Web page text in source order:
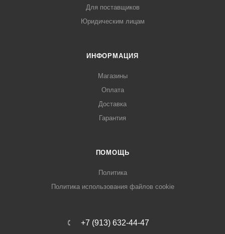
Для поставщиков
Юридическим лицам
ИНФОРМАЦИЯ
Магазины
Оплата
Доставка
Гарантия
ПОМОЩЬ
Политика
Политика использования файлов cookie
+7 (913) 632-44-47